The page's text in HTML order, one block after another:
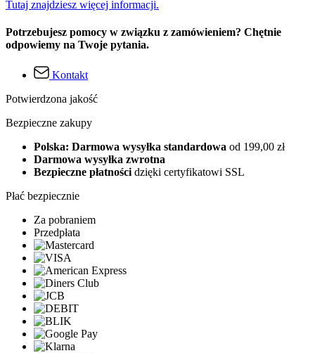
Tutaj znajdziesz więcej informacji.
Potrzebujesz pomocy w związku z zamówieniem? Chętnie
odpowiemy na Twoje pytania.
Kontakt
Potwierdzona jakość
Bezpieczne zakupy
Polska: Darmowa wysyłka standardowa od 199,00 zł
Darmowa wysyłka zwrotna
Bezpieczne płatności dzięki certyfikatowi SSL
Płać bezpiecznie
Za pobraniem
Przedpłata